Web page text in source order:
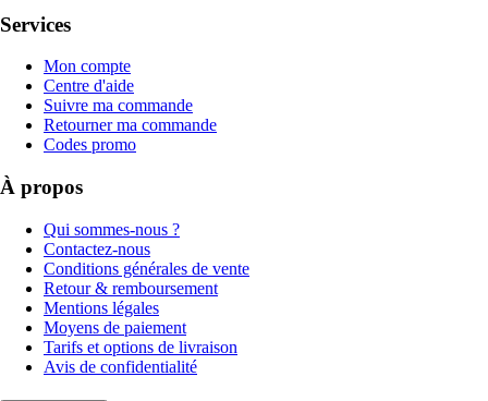
Services
Mon compte
Centre d'aide
Suivre ma commande
Retourner ma commande
Codes promo
À propos
Qui sommes-nous ?
Contactez-nous
Conditions générales de vente
Retour & remboursement
Mentions légales
Moyens de paiement
Tarifs et options de livraison
Avis de confidentialité